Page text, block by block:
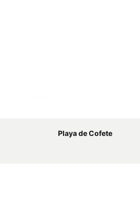
Playa de Cofete